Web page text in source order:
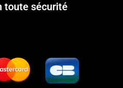
toute sécurité